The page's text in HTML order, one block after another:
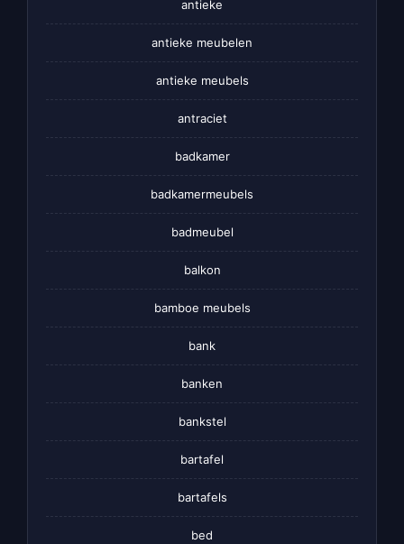
antieke
antieke meubelen
antieke meubels
antraciet
badkamer
badkamermeubels
badmeubel
balkon
bamboe meubels
bank
banken
bankstel
bartafel
bartafels
bed